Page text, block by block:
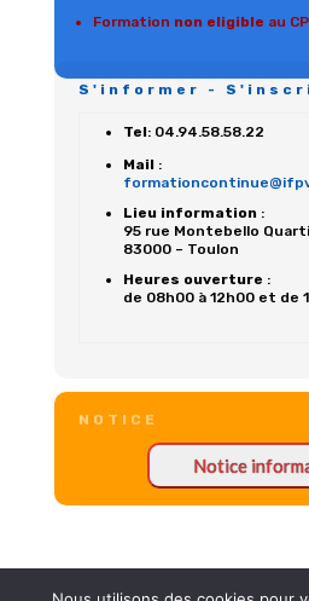
Formation non eligible au
S'informer -
Tel: 04.94.58.58.22
Mail :
Lieu information :
95 rue Montebello
83000 – Toulon
Heures ouverture :
de 08h00 à 12h00 et de
NOTICE